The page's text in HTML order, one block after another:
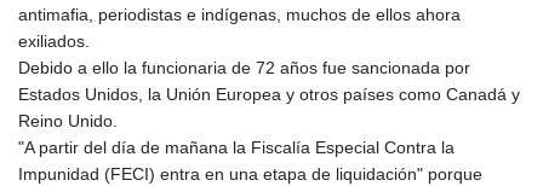
antimafia, periodistas e indígenas, muchos de ellos ahora
exiliados.
Debido a ello la funcionaria de 72 años fue sancionada por
Estados Unidos, la Unión Europea y otros países como Canadá y
Reino Unido.
"A partir del día de mañana la Fiscalía Especial Contra la
Impunidad (FECI) entra en una etapa de liquidación" porque